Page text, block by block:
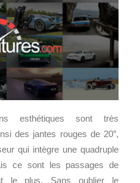
esthétiques sont très
des jantes rouges de 20″,
qui intègre une quadruple
ce sont les passages de
le plus. Sans oublier le